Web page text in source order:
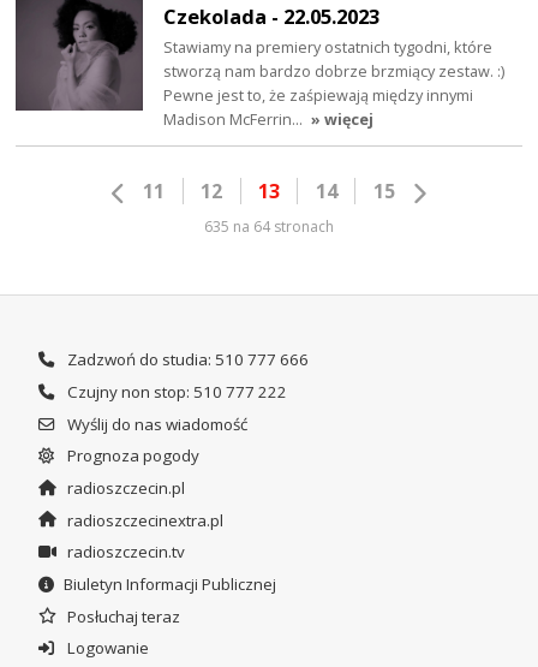
Czekolada - 22.05.2023
Stawiamy na premiery ostatnich tygodni, które
stworzą nam bardzo dobrze brzmiący zestaw. :)
Pewne jest to, że zaśpiewają między innymi
Madison McFerrin… » więcej
11 12 13 14 15
635 na 64 stronach
Zadzwoń do studia: 510 777 666
Czujny non stop: 510 777 222
Wyślij do nas wiadomość
Prognoza pogody
radioszczecin.pl
radioszczecinextra.pl
radioszczecin.tv
Biuletyn Informacji Publicznej
Posłuchaj teraz
Logowanie